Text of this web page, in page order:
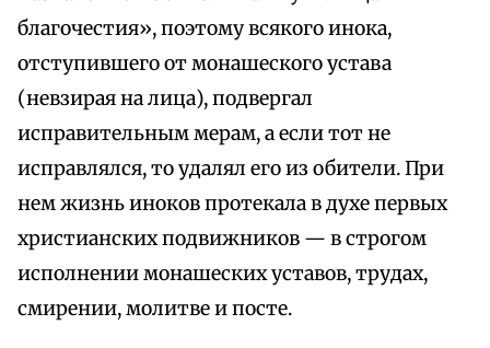
благочестия», поэтому всякого инока,
отступившего от монашеского устава
(невзирая на лица), подвергал
исправительным мерам, а если тот не
исправлялся, то удалял его из обители. При
нем жизнь иноков протекала в духе первых
христианских подвижников — в строгом
исполнении монашеских уставов, трудах,
смирении, молитве и посте.